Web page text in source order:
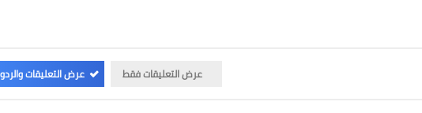
عرض التعليقات فقط عرض التعليقات